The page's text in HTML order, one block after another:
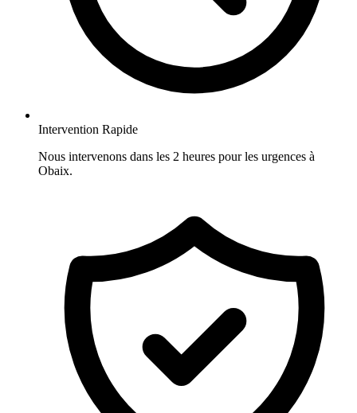
Intervention Rapide
Nous intervenons dans les 2 heures pour les urgences à
Obaix.